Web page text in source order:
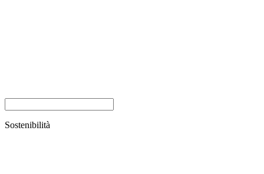
Sostenibilità